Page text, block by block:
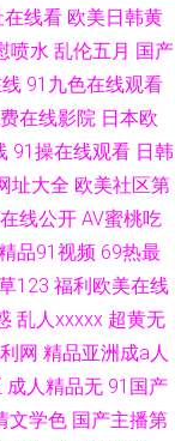
在线看 欧美日韩黄
喷水 乱伦五月 国产
91九色在线观看
在线影院 日本欧
91操在线观看 日韩
址大全 欧美社区第
线公开 AV蜜桃吃
品91视频 69热最
123 福利欧美在线
乱人xxxxx 超黄无
网 精品亚洲成a人
成人精品无 91国产
文学色 国产主播第